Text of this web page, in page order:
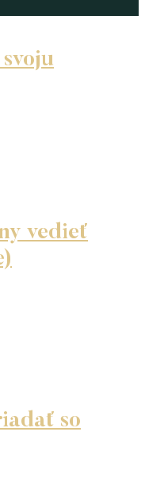
vedieť
so